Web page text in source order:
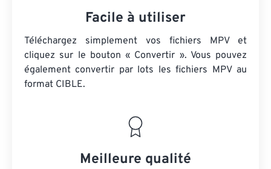
Facile à utiliser
Téléchargez simplement vos fichiers MPV et
cliquez sur le bouton « Convertir ». Vous pouvez
également convertir par lots les fichiers MPVau
format CIBLE.
Meilleure qualité